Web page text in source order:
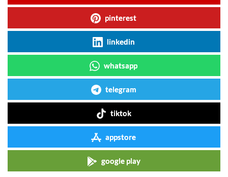
pinterest
linkedin
whatsapp
telegram
tiktok
appstore
google play